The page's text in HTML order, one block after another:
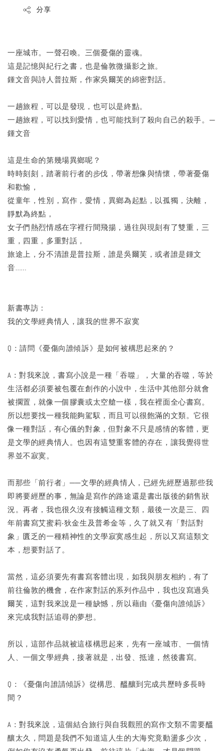
分享
一座城市。一聲召喚。三個憂傷的靈魂。
這是記憶與紀行之書，也是倫敦微攝影之旅。
鍾文音與詩人普拉斯，作家吳爾芙的綿密對話。
一趟旅程，可以是發現，也可以是終點。
一趟旅程，可以找到愛情，也可能找到了殺向自己的殺手。─
鍾文音
這是生命的第幾場異鄉呢？
時時刻刻，踏著前行者的步伐，帶著想像與情懷，帶著憂傷
和歡愉，
從童年，性別，寫作，愛情，異鄉為起點，以孤獨，決離，
靜默為終點，
女子們熱烈情感在字裡行間飛揚，過往與現刻有了雙重，三
重，四重，多重對話，
旅途上，分不清誰是普拉斯，誰是吳爾芙，或者誰是鍾文
音……
新書專訪：
我的文學經典情人，讓我的世界不寂寞
Q：請問《憂傷向誰傾訴》是如何被構思起來的？
A：對我來說，書寫小說是一種「吞噬」，大量的吞噬，等於
生活都必須要被包覆在創作的小說中，生活中其他部分就會
被擱置，就像一個膠囊或太空艙一樣，我在裡面全心書寫。
所以想要找一種我能夠駕馭，而且可以很飽滿的文類。它很
像一種對話，有心儀的對象，但對象不只是感情的客體，更
是文學的經典情人。也因有這雙重客體的存在，讓我覺得世
界並不寂寞。
而那些「前行者」──文學的經典情人，已經先經歷過那些我
即將要經歷的事，無論是寫作的路途還是書出版後的銷售狀
況。再者，我也很久沒有接觸這種文類，最後一次是三、四
年前書寫艾蜜莉‧狄金生及普希金等，久了就又有「對話對
象」匱乏的一種精神性的文學寂寞感生起，所以又寫這類文
本，想要對話了。
當然，這必須要先有書寫客體出現，如我與朋友相約，有了
前往倫敦的機會，在作家對話的系列作品中，我也沒寫過吳
爾芙，這對我來說是一種缺憾，所以藉由《憂傷向誰傾訴》
來完成我對話追尋的夢想。
所以，這部作品就被這樣構思起來，先有一座城市、一個情
人、一個文學經典，接著就是，出發、抵達，然後書寫。
Q：《憂傷向誰請傾訴》從構思、醞釀到完成共歷時多長時
間？
A：對我來說，這個結合旅行與自我觀照的寫作文類不需要醞
釀太久，問題是我們不知道這人生的大海究竟動盪多少次，